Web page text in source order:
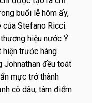
buổi lễ hôm ấy,
Stefano Ricci.
hiệu nước Ý
trước hàng
Johnathan đều toát
mực trở thành
cô dâu, tâm điểm